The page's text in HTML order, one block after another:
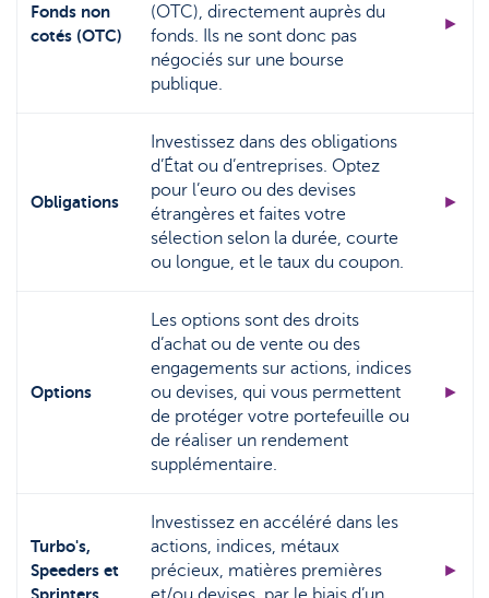
Fonds non
cotés (OTC)
(OTC), directement auprès du
fonds. Ils ne sont donc pas
négociés sur une bourse
publique.
►
Obligations
Investissez dans des obligations
d’État ou d’entreprises. Optez
pour l’euro ou des devises
étrangères et faites votre
sélection selon la durée, courte
ou longue, et le taux du coupon.
►
Options
Les options sont des droits
d’achat ou de vente ou des
engagements sur actions, indices
ou devises, qui vous permettent
de protéger votre portefeuille ou
de réaliser un rendement
supplémentaire.
►
Turbo's,
Speeders et
Sprinters
Investissez en accéléré dans les
actions, indices, métaux
précieux, matières premières
►